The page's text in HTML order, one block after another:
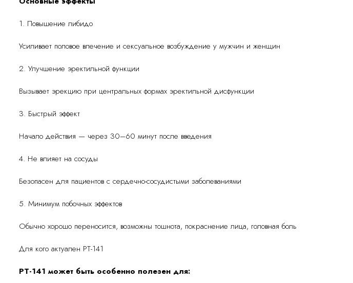
1. Повышение либидо
Усиливает половое влечение и сексуальное возбуждение у мужчин и женщин
2. Улучшение эректильной функции
Вызывает эрекцию при центральных формах эректильной дисфункции
3. Быстрый эффект
Начало действия — через 30–60 минут после введения
4. Не влияет на сосуды
Безопасен для пациентов с сердечно-сосудистыми заболеваниями
5. Минимум побочных эффектов
Обычно хорошо переносится, возможны тошнота, покраснение лица, головная боль
Для кого актуален PT-141
PT-141 может быть особенно полезен для: